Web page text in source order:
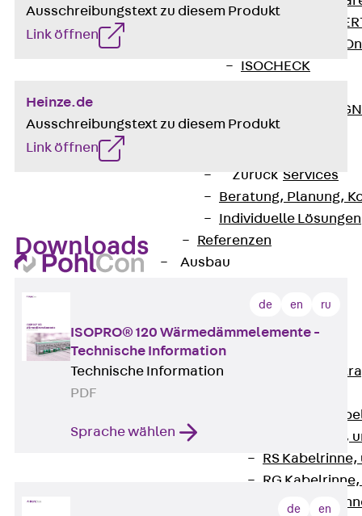
JORDAHL®
JORDAHL® JVB
ISOCHECK
FERBOX®-
CAD und BIM
Zurück Services
Beratung, Planung,
Individuelle Lösungen
Referenzen
Ausbau
Produkte
Zurück Produkte
Kabeltragsysteme
R Kabelrinne,
RS
RG
RGM
Ausschreibungstext zu diesem Produkt
Link öffnen
Heinze.de
Ausschreibungstext zu diesem Produkt
Link öffnen
Downloads
de en ru
ISOPRO® 120 Wärmedämmelemente -
Technische Information
Technische Information
PDF
Sprache wählen
de en